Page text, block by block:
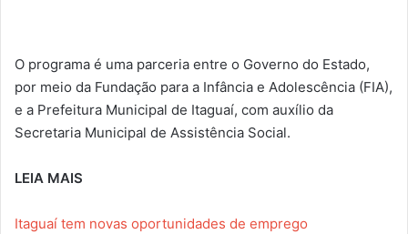
O programa é uma parceria entre o Governo do Estado,
por meio da Fundação para a Infância e Adolescência (FIA),
e a Prefeitura Municipal de Itaguaí, com auxílio da
Secretaria Municipal de Assistência Social.
LEIA MAIS
Itaguaí tem novas oportunidades de emprego